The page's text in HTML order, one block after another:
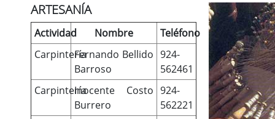
Historia
Monumentos
Gastronomía
Fiestas
Población
Archivo Municipal
ARTESANÍA
Actividad Nombre
Teléfono
CarpinteríaFernando Bellido
Barroso
924-
562461
CarpinteríaInocente Costo
Burrero
924-
562221